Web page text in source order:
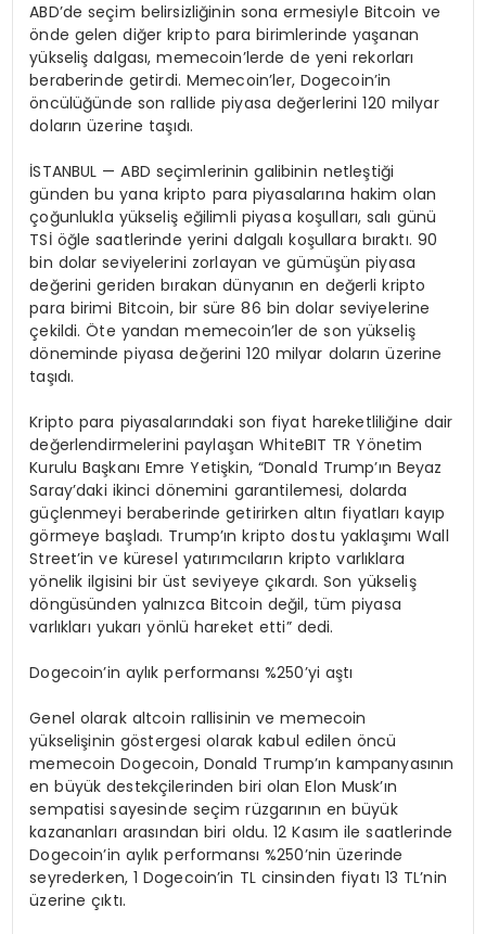
ABD’de seçim belirsizliğinin sona ermesiyle Bitcoin ve
önde gelen diğer kripto para birimlerinde yaşanan
yükseliş dalgası, memecoin’lerde de yeni rekorları
beraberinde getirdi. Memecoin’ler, Dogecoin’in
öncülüğünde son rallide piyasa değerlerini 120 milyar
doların üzerine taşıdı.
İSTANBUL — ABD seçimlerinin galibinin netleştiği
günden bu yana kripto para piyasalarına hakim olan
çoğunlukla yükseliş eğilimli piyasa koşulları, salı günü
TSİ öğle saatlerinde yerini dalgalı koşullara bıraktı. 90
bin dolar seviyelerini zorlayan ve gümüşün piyasa
değerini geriden bırakan dünyanın en değerli kripto
para birimi Bitcoin, bir süre 86 bin dolar seviyelerine
çekildi. Öte yandan memecoin’ler de son yükseliş
döneminde piyasa değerini 120 milyar doların üzerine
taşıdı.
Kripto para piyasalarındaki son fiyat hareketliliğine dair
değerlendirmelerini paylaşan WhiteBIT TR Yönetim
Kurulu Başkanı Emre Yetişkin, “Donald Trump’ın Beyaz
Saray’daki ikinci dönemini garantilemesi, dolarda
güçlenmeyi beraberinde getirirken altın fiyatları kayıp
görmeye başladı. Trump’ın kripto dostu yaklaşımı Wall
Street’in ve küresel yatırımcıların kripto varlıklara
yönelik ilgisini bir üst seviyeye çıkardı. Son yükseliş
döngüsünden yalnızca Bitcoin değil, tüm piyasa
varlıkları yukarı yönlü hareket etti” dedi.
Dogecoin’in aylık performansı %250’yi aştı
Genel olarak altcoin rallisinin ve memecoin
yükselişinin göstergesi olarak kabul edilen öncü
memecoin Dogecoin, Donald Trump’ın kampanyasının
en büyük destekçilerinden biri olan Elon Musk’ın
sempatisi sayesinde seçim rüzgarının en büyük
kazananları arasından biri oldu. 12 Kasım ile saatlerinde
Dogecoin’in aylık performansı %250’nin üzerinde
seyrederken, 1 Dogecoin’in TL cinsinden fiyatı 13 TL’nin
üzerine çıktı.